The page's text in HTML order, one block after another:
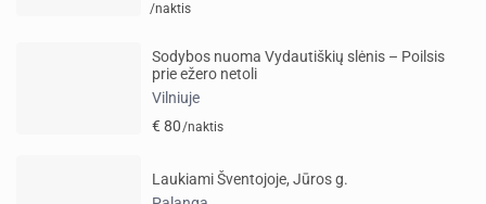
/naktis
Sodybos nuoma Vydautiškių slėnis – Poilsis
prie ežero netoli
Vilniuje
€ 80/naktis
Laukiami Šventojoje, Jūros g.